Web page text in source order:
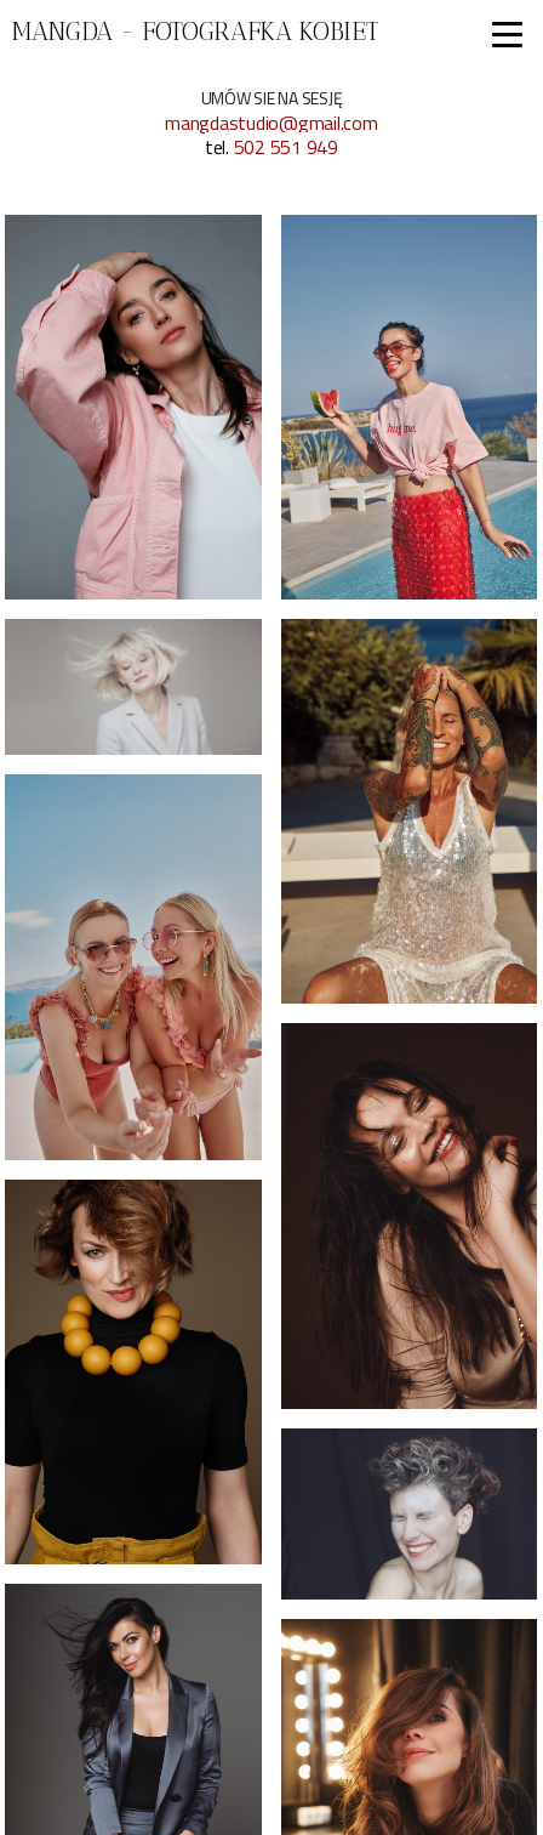
MANGDA - FOTOGRAFKA KOBIET
UMÓW SIE NA SESJĘ
mangdastudio@gmail.com
tel. 502 551 949